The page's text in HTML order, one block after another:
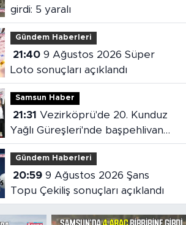
girdi: 5 yaralı
Gündem Haberleri
21:409 Ağustos 2026 Süper
Loto sonuçları açıklandı
Samsun Haber
21:31
Yağlı Güreşleri'nde başpehlivan
belli oldu
Gündem Haberleri
20:599 Ağustos 2026 Şans
Topu Çekiliş sonuçları açıklandı